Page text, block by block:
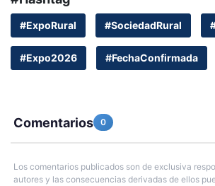
#ExpoRural #SociedadRural
#Expo2026 #FechaConfirmada
Comentarios 0
Los comentarios publicados son de exclusiva
autores y las consecuencias derivadas de ellos